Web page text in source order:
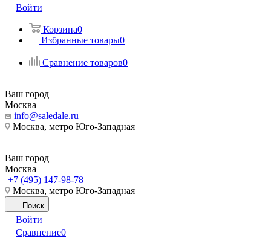
Войти
Корзина0
Избранные товары0
Сравнение товаров0
Ваш город
Москва
info@saledale.ru
Москва, метро Юго-Западная
Ваш город
Москва
+7 (495) 147-98-78
Москва, метро Юго-Западная
Поиск
Войти
Сравнение0